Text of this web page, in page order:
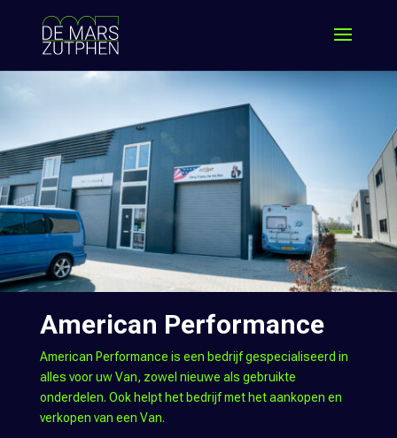
American Performance
American Performance is een bedrijf gespecialiseerd in
alles voor uw Van, zowel nieuwe als gebruikte
onderdelen. Ook helpt het bedrijf met het aankopen en
verkopen van een Van.